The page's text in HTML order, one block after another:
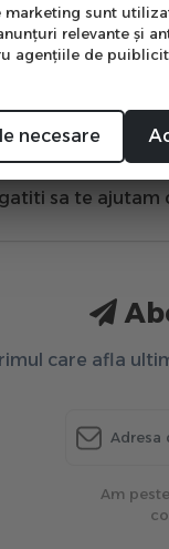
sa fie: fixa
cu suport
si discuri
noastraAfisport
online. Aceste
sa faci mai
sa te ajutam
care afla
Am
marketing sunt
relevante şi
agenţiile de
necesare
Mă